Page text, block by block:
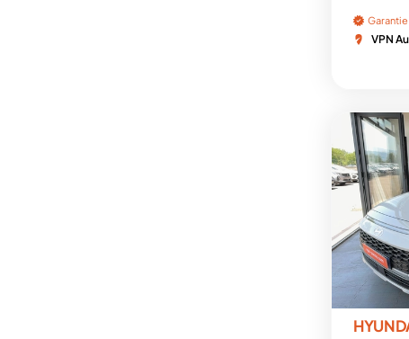
Garantie
VPN